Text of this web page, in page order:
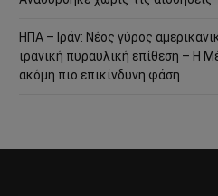
ΗΠΑ – Ιράν: Νέος γύρος
ιρανική πυραυλική επίθεση – Η
ακόμη πιο επικίνδυνη φάση